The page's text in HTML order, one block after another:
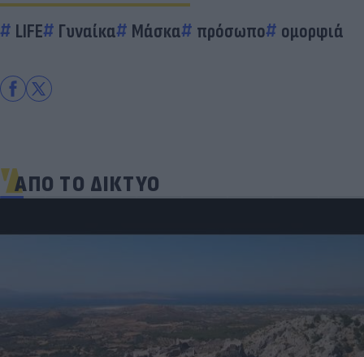
LIFE Γυναίκα Μάσκα πρόσωπο ομορφιά
ΑΠΟ ΤΟ ΔΙΚΤΥΟ